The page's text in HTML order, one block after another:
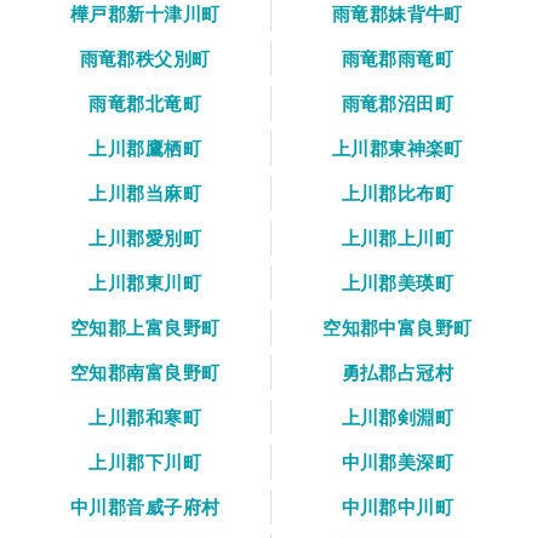
樺戸郡新十津川町
雨竜郡妹背牛町
雨竜郡秩父別町
雨竜郡雨竜町
雨竜郡北竜町
雨竜郡沼田町
上川郡鷹栖町
上川郡東神楽町
上川郡当麻町
上川郡比布町
上川郡愛別町
上川郡上川町
上川郡東川町
上川郡美瑛町
空知郡上富良野町
空知郡中富良野町
空知郡南富良野町
勇払郡占冠村
上川郡和寒町
上川郡剣淵町
上川郡下川町
中川郡美深町
中川郡音威子府村
中川郡中川町